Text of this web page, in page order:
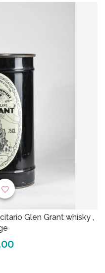
Glen Grant whisky ,